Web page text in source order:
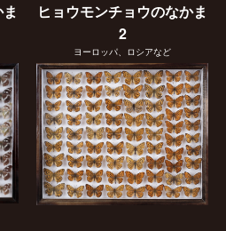
ヒョウモンチョウのなかま
2
ヨーロッパ、ロシアなど